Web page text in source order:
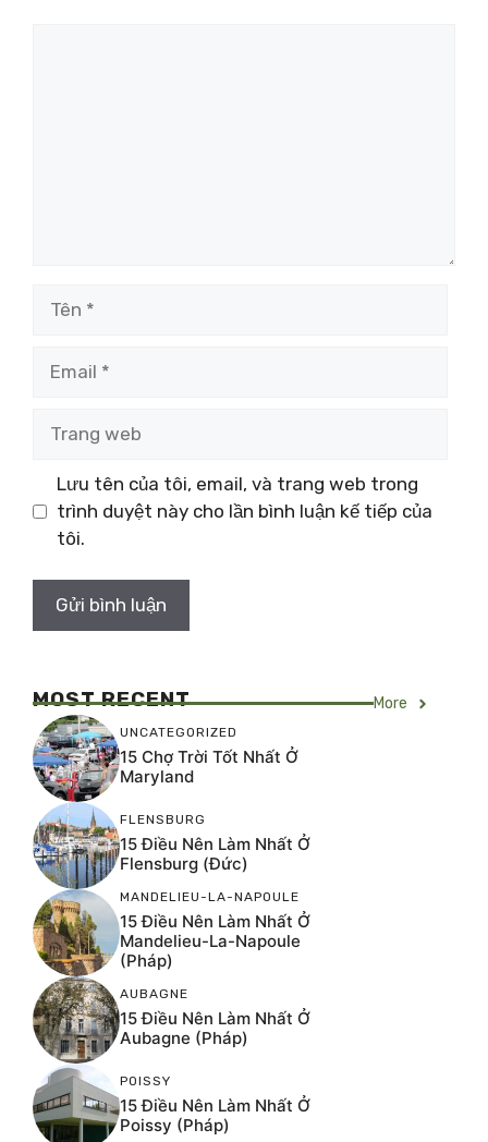
web
Lưu tên của tôi, email, và trang web trong
trình duyệt này cho lần bình luận kế tiếp của
tôi.
MOST RECENT More
UNCATEGORIZED
15 Chợ Trời Tốt Nhất Ở
Maryland
FLENSBURG
15 Điều Nên Làm Nhất Ở
Flensburg (Đức)
MANDELIEU-LA-NAPOULE
15 Điều Nên Làm Nhất Ở
Mandelieu-La-Napoule
(Pháp)
AUBAGNE
15 Điều Nên Làm Nhất Ở
Aubagne (Pháp)
POISSY
15 Điều Nên Làm Nhất Ở
Poissy (Pháp)